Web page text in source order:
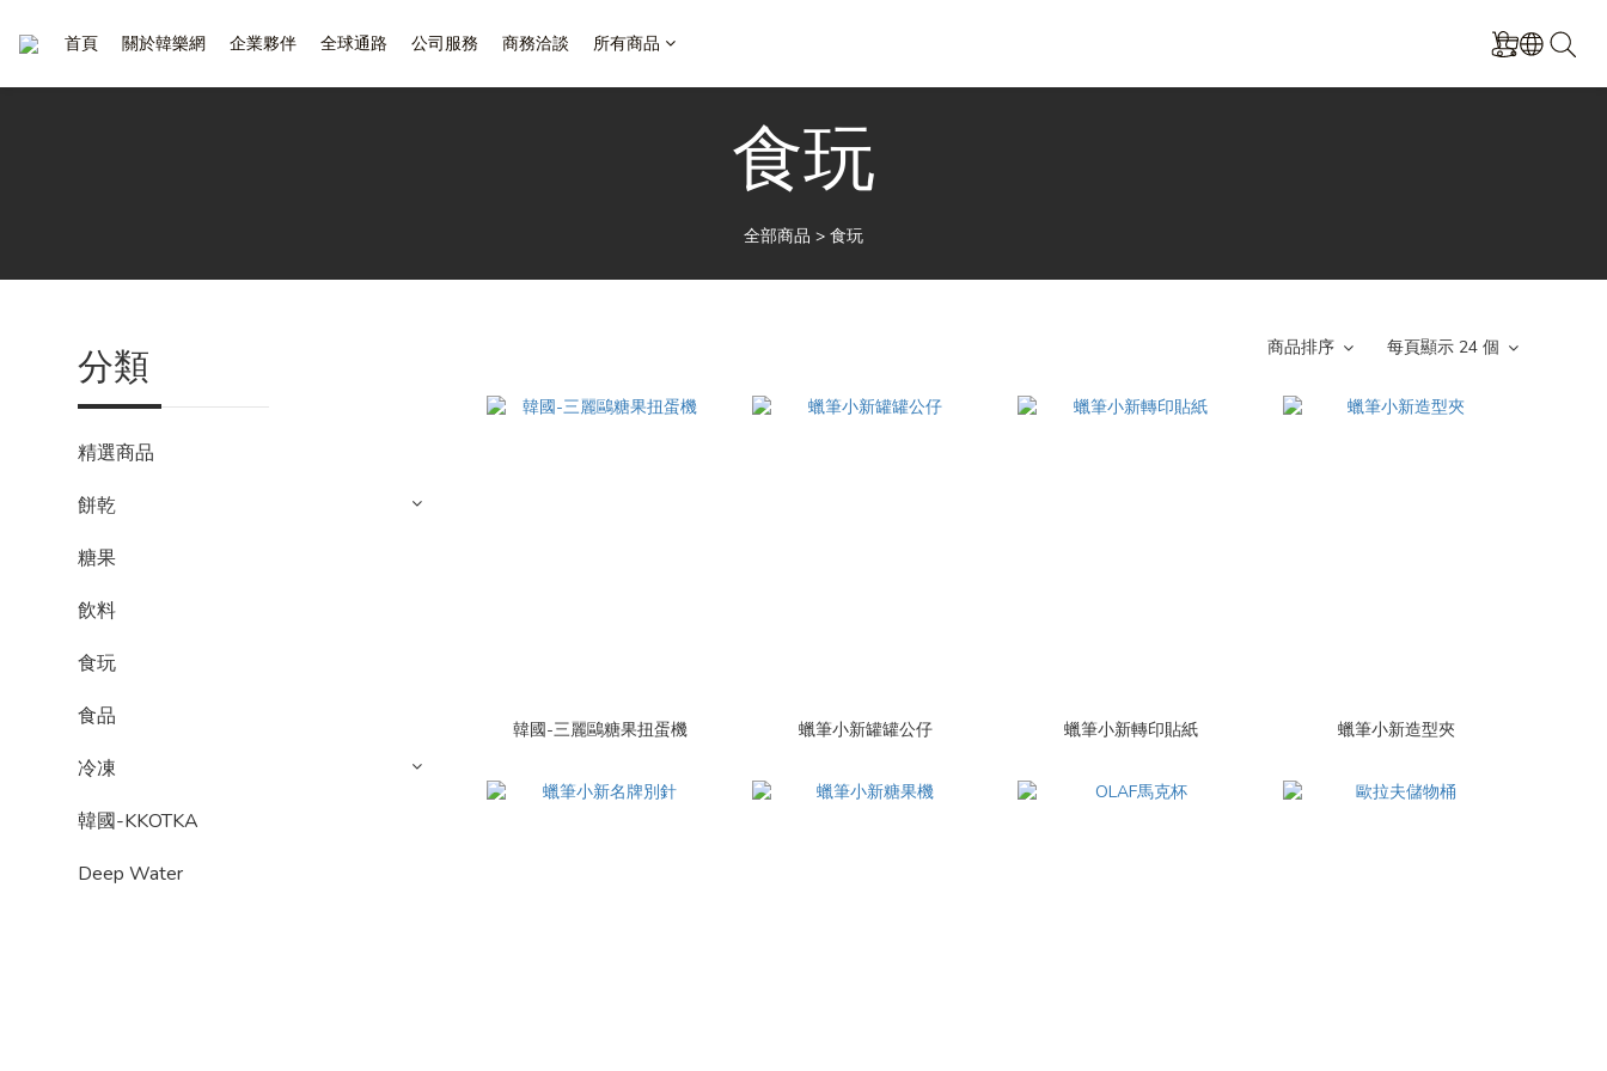
首頁 關於韓樂網 企業夥伴 全球通路 公司服務 商務洽談 所有商品
食玩
全部商品 > 食玩
分類
精選商品
餅乾
糖果
飲料
食玩
食品
冷凍
韓國-KKOTKA
Deep Water
商品排序 每頁顯示 24 個
韓國-三麗鷗糖果扭蛋機 蠟筆小新罐罐公仔 蠟筆小新轉印貼紙 蠟筆小新造型夾